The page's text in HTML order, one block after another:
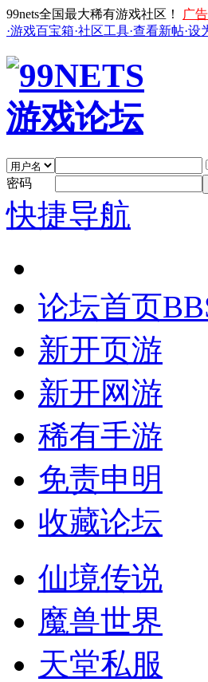
99nets全国最大稀有游戏社区！
广
·游戏百宝箱·社区工具·查看新帖·设
密码
快捷导航
论坛首页
新开页游
新开网游
稀有手游
免责申明
收藏论坛
仙境传说
魔兽世界
天堂私服